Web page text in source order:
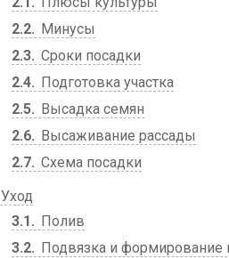
2.2
Минусы
2.3 Сроки посадки
2.4
Подготовка участка
2.5
Высадка семян
2.6
Высаживание рассады
2.7 Схема посадки
Уход
3.1
Полив
3.2
Подвязка и формирование